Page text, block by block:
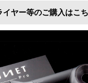
イヤー等のご購入はこ